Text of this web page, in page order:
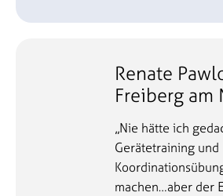
Renate
Freiberg am
„Nie hätte ich
Gerätetraining und
machen…aber der